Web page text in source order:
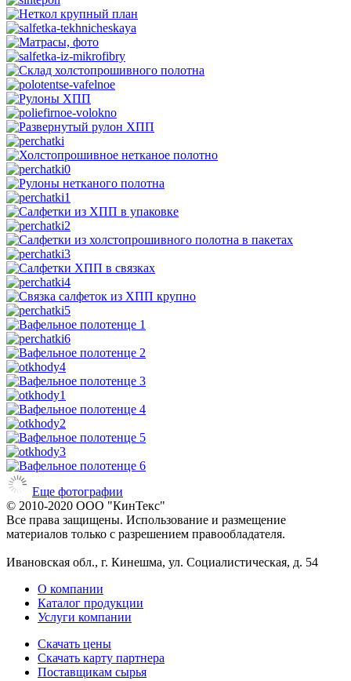
Еще фотографии
© 2010-2020 ООО "КинТекс"
Все права защищены. Использование и размещение
материалов только с разрешением правообладателя.
Ивановская обл., г. Кинешма, ул. Социалистическая, д. 54
О компании
Каталог продукции
Услуги компании
Скачать цены
Скачать карту партнера
Поставщикам сырья